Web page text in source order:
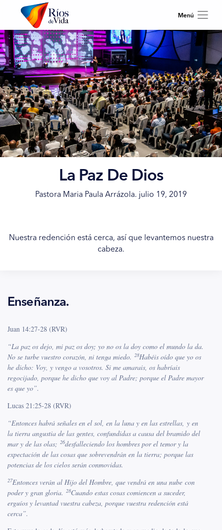
La Paz De Dios
Pastora Maria Paula Arrázola. julio 19, 2019
Nuestra redención está cerca, así que levantemos nuestra
cabeza.
Enseñanza.
Juan 14:27-28 (RVR)
“La paz os dejo, mi paz os doy; yo no os la doy como el mundo la da.
No se turbe vuestro corazón, ni tenga miedo. 28Habéis oído que yo os
he dicho: Voy, y vengo a vosotros. Si me amarais, os habríais
regocijado, porque he dicho que voy al Padre; porque el Padre mayor
es que yo”.
Lucas 21:25-28 (RVR)
“Entonces habrá señales en el sol, en la luna y en las estrellas, y en
la tierra angustia de las gentes, confundidas a causa del bramido del
mar y de las olas; 26desfalleciendo los hombres por el temor y la
expectación de las cosas que sobrevendrán en la tierra; porque las
potencias de los cielos serán conmovidas.
27Entonces verán al Hijo del Hombre, que vendrá en una nube con
poder y gran gloria. 28Cuando estas cosas comiencen a suceder,
erguíos y levantad vuestra cabeza, porque vuestra redención está
cerca”.